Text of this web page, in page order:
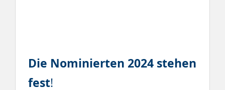
Die Nominierten 2024 stehen
fest!